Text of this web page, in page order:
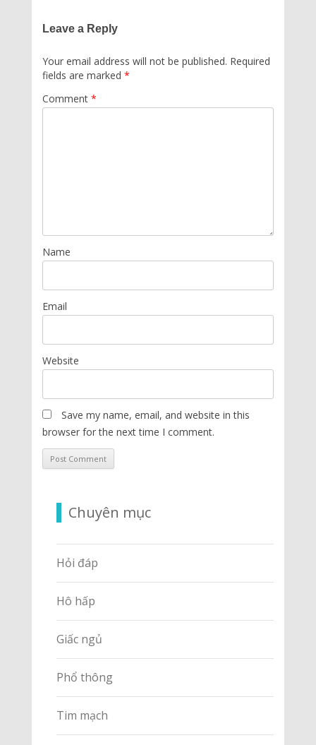
Leave a Reply
Your email address will not be published. Required
fields are marked *
Comment *
Name
Email
Website
Save my name, email, and website in this
browser for the next time I comment.
Chuyên mục
Hỏi đáp
Hô hấp
Giấc ngủ
Phổ thông
Tim mạch